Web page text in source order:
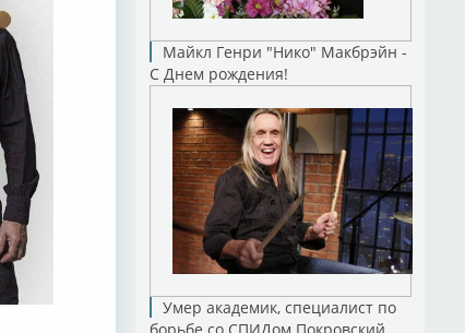
Майкл Генри "Нико" Макбрэйн -
С Днем рождения!
Умер академик, специалист по